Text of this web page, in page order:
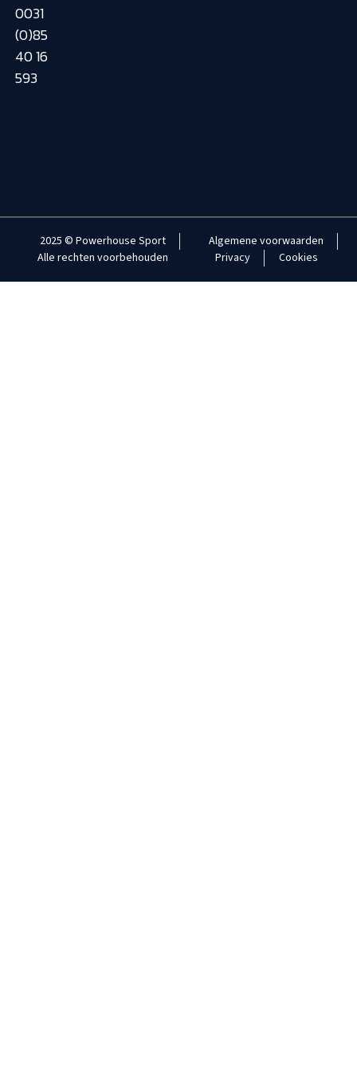
0031
(0)85
40 16
593
2025 © Powerhouse Sport
Alle rechten voorbehouden
Algemene voorwaarden
Privacy
Cookies